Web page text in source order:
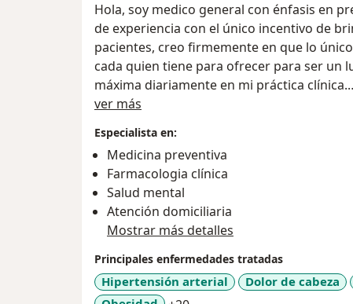
Hola, soy medico general con énfasis en
de experiencia con el único incentivo de
pacientes, creo firmemente en que lo
cada quien tiene para ofrecer para ser un
máxima diariamente en mi práctica clínica.
camino al éxito para el alivio de las múltiples patologías que aquejan a nuestra
sociedad hoy en día; al igual que parte de
atención es ofreciendo una escucha activa
salud también radican en la salud mental
índole los desencadenantes de muchas
encanta escuchar a mis pacientes, porque
una persona que escuche todo lo que
contar y expresar.
ver más
Especialista en:
Medicina preventiva
Farmacologia clínica
Salud mental
Atención domiciliaria
Mostrar más detalles
Principales enfermedades tratadas
Hipertensión arterial Dolor de cabeza